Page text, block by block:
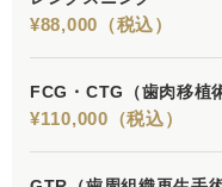
¥88,000（税込）
FCG・CTG （歯肉移植
¥110,000（税込）